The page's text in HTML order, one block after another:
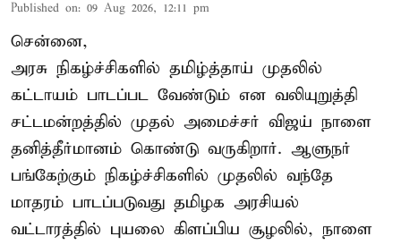
Published on: 09 Aug 2026, 12:11 pm
சென்னை,
அரசு நிகழ்ச்சிகளில் தமிழ்த்தாய் முதலில்
கட்டாயம் பாடப்பட வேண்டும் என வலியுறுத்தி
சட்டமன்றத்தில் முதல் அமைச்சர் விஜய் நாளை
தனித்தீர்மானம் கொண்டு வருகிறார். ஆளுநர்
பங்கேற்கும் நிகழ்ச்சிகளில் முதலில் வந்தே
மாதரம் பாடப்படுவது தமிழக அரசியல்
வட்டாரத்தில் புயலை கிளப்பிய சூழலில், நாளை